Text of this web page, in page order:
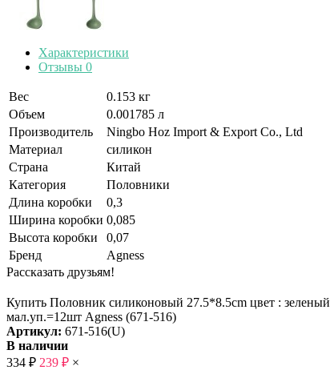
Характеристики
Отзывы 0
Вес
0.153 кг
Объем
0.001785 л
Производитель
Ningbo Hoz Import & Export Co., Ltd
Материал
силикон
Страна
Китай
Категория
Половники
Длина коробки
0,3
Ширина коробки 0,085
Высота коробки
0,07
Бренд
Agness
Рассказать друзьям!
Купить Половник силиконовый 27.5*8.5cm цвет : зеленый
мал.уп.=12шт Agness (671-516)
Артикул: 671-516(U)
В наличии
334 ₽ 239 ₽ ×